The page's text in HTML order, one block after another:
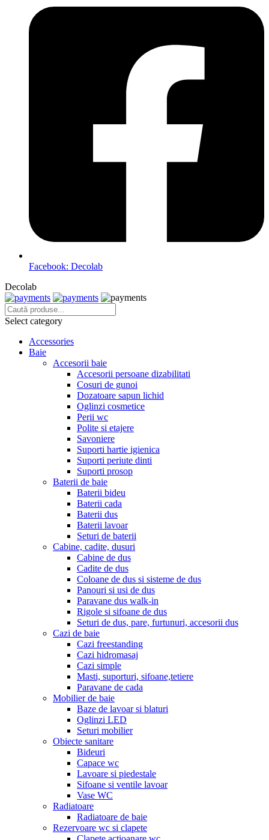
Facebook: Decolab
Decolab
Select category
Accessories
Baie
Accesorii baie
Accesorii persoane dizabilitati
Cosuri de gunoi
Dozatoare sapun lichid
Oglinzi cosmetice
Perii wc
Polite si etajere
Savoniere
Suporti hartie igienica
Suporti periute dinti
Suporti prosop
Baterii de baie
Baterii bideu
Baterii cada
Baterii dus
Baterii lavoar
Seturi de baterii
Cabine, cadite, dusuri
Cabine de dus
Cadite de dus
Coloane de dus si sisteme de dus
Panouri si usi de dus
Paravane dus walk-in
Rigole si sifoane de dus
Seturi de dus, pare, furtunuri, accesorii dus
Cazi de baie
Cazi freestanding
Cazi hidromasaj
Cazi simple
Masti, suporturi, sifoane,tetiere
Paravane de cada
Mobilier de baie
Baze de lavoar si blaturi
Oglinzi LED
Seturi mobilier
Obiecte sanitare
Bideuri
Capace wc
Lavoare si piedestale
Sifoane si ventile lavoar
Vase WC
Radiatoare
Radiatoare de baie
Rezervoare wc si clapete